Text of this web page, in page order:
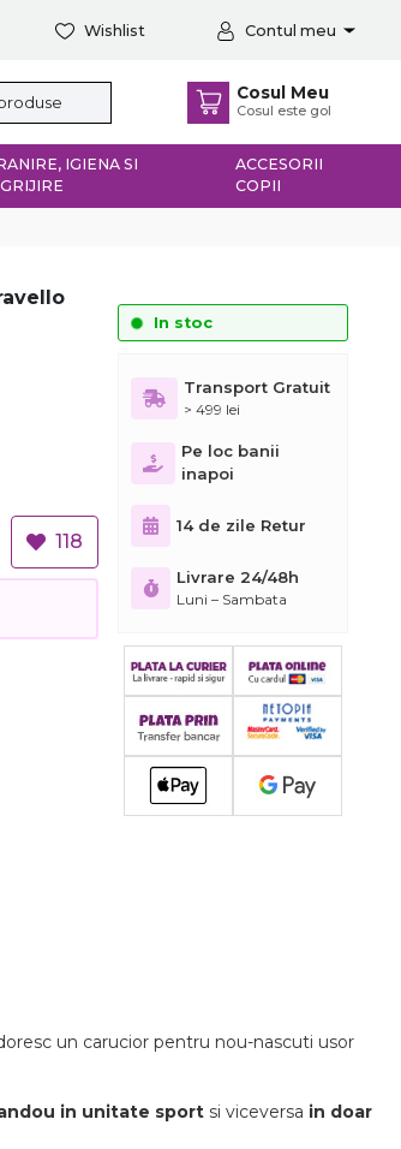
Wishlist Contul meu
Cosul Meu
Cosul este gol
IGIENA SI
ACCESORII
COPII
118
In stoc
Transport Gratuit
> 499 lei
Pe loc banii
inapoi
14 de zile Retur
Livrare 24/48h
Luni – Sambata
un carucior pentru nou-nascuti usor
in unitate sport si viceversa in doar